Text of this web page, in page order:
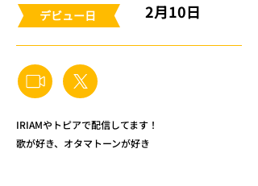
​デビュー日
2月10日
IRIAMやトピアで配信してます！
歌が好き、オタマトーンが好き